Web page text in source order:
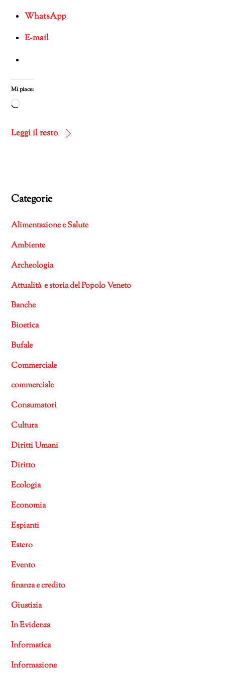
WhatsApp
E-mail
Mi piace:
Caricamento
corso…
Leggi il resto
Categorie
Alimentazione e Salute
Ambiente
Archeologia
Attualità e storia del Popolo Veneto
Banche
Bioetica
Bufale
Commerciale
commerciale
Consumatori
Cultura
Diritti Umani
Diritto
Ecologia
Economia
Espianti
Estero
Evento
finanza e credito
Giustizia
In Evidenza
Informatica
Informazione